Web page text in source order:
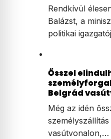
Rendkívül
Balázst, a
politikai
Ősszel
Belgrád
Még az idén
vasútvonalon,…